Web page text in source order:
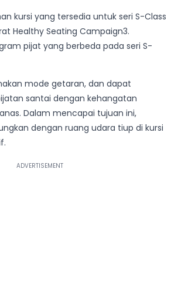
kursi yang tersedia untuk seri S-Class
Healthy Seating Campaign3.
pijat yang berbeda pada seri S-
mode getaran, dan dapat
santai dengan kehangatan
Dalam mencapai tujuan ini,
dengan ruang udara tiup di kursi